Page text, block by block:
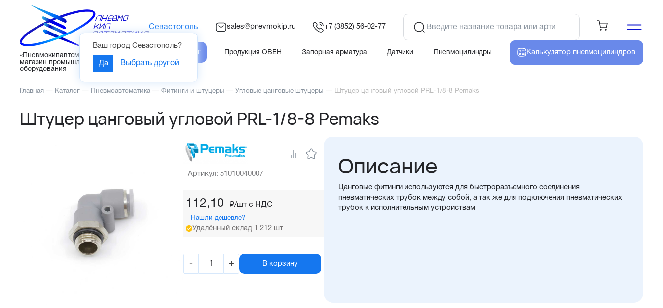
«Пневмокипавтоматика» – интернет-
магазин промышленного
оборудования
Севастополь
Ваш город Севастополь?
Да Выбрать другой
sales@pnevmokip.ru +7 (3852) 56-02-77
Каталог Продукция ОВЕН Запорная арматура Датчики Пневмоцилиндры Калькулятор пневмоцилиндров
Главная — Каталог — Пневмоавтоматика — Фитинги и штуцеры — Угловые цанговые штуцеры — Штуцер цанговый угловой PRL-1/8-8 Pemaks
Штуцер цанговый угловой PRL-1/8-8 Pemaks
Артикул: 51010040007
112,10 ₽/шт c НДС
Нашли дешевле?
Удалённый склад 1 212 шт
- + В корзину
Описание
Цанговые фитинги используются для быстроразъемного соединения
пневматических трубок между собой, а так же для подключения пневматических
трубок к исполнительным устройствам